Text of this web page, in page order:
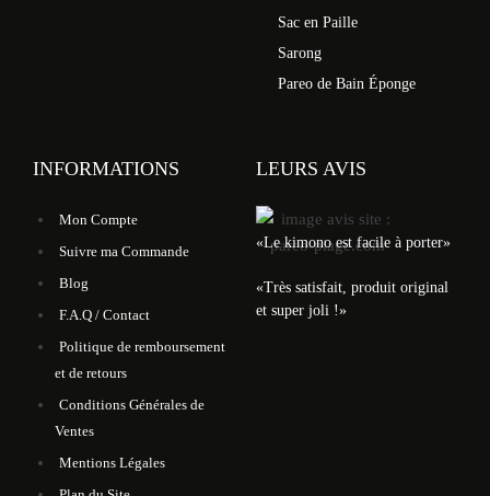
Sac en Paille
Sarong
Pareo de Bain Éponge
INFORMATIONS
Mon Compte
Suivre ma Commande
Blog
F.A.Q / Contact
Politique de remboursement
et de retours
Conditions Générales de
Ventes
Mentions Légales
LEURS AVIS
«Le kimono est facile à porter»
«Très satisfait, produit original
et super joli !»